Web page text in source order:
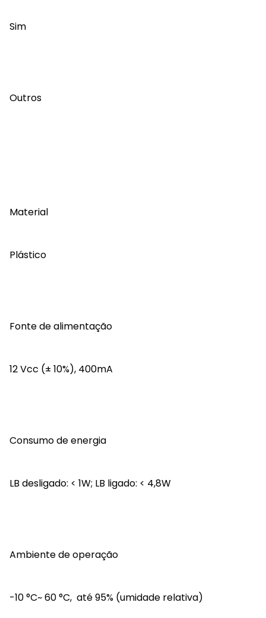
Sim
Outros
Material
Plástico
Fonte de alimentação
12 Vcc (± 10%), 400mA
Consumo de energia
LB desligado: < 1W; LB ligado: < 4,8W
Ambiente de operação
-10 °C~ 60 °C, até 95% (umidade relativa)